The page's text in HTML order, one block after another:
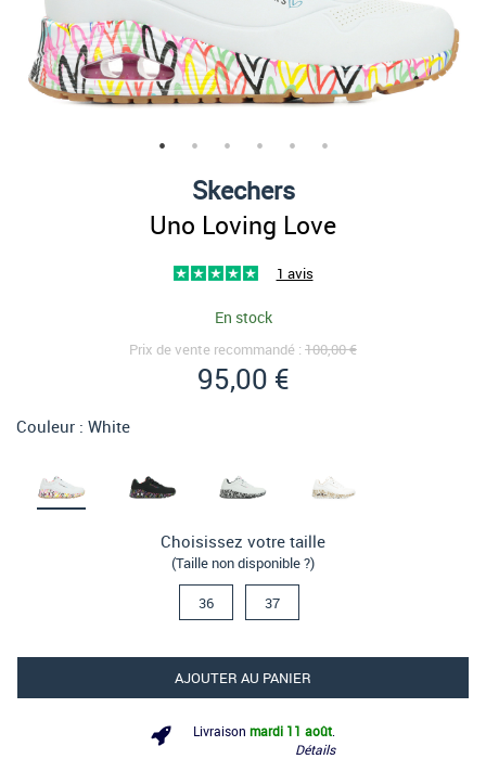
Skechers
Uno Loving Love
1 avis
En stock
Prix de vente recommandé : 100,00 €
95,00 €
Couleur : White
Choisissez votre taille
(Taille non disponible ?)
36 37
AJOUTER AU PANIER
Livraison mardi 11 août
Détails